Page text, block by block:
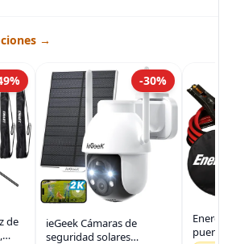
→
de
-30%
ieGeek Cámaras de
seguridad solares
puente